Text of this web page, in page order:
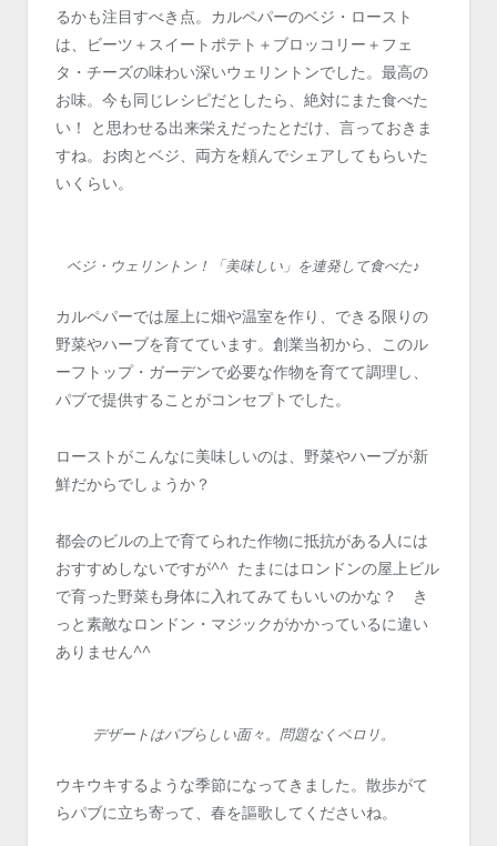
るかも注目すべき点。カルペパーのベジ・ロースト
は、ビーツ＋スイートポテト＋ブロッコリー＋フェ
タ・チーズの味わい深いウェリントンでした。最高の
お味。今も同じレシピだとしたら、絶対にまた食べた
い！ と思わせる出来栄えだったとだけ、言っておきま
すね。お肉とベジ、両方を頼んでシェアしてもらいた
いくらい。
ベジ・ウェリントン！「美味しい」を連発して食べた♪
カルペパーでは屋上に畑や温室を作り、できる限りの
野菜やハーブを育てています。創業当初から、このル
ーフトップ・ガーデンで必要な作物を育てて調理し、
パブで提供することがコンセプトでした。
ローストがこんなに美味しいのは、野菜やハーブが新
鮮だからでしょうか？
都会のビルの上で育てられた作物に抵抗がある人には
おすすめしないですが^^ たまにはロンドンの屋上ビル
で育った野菜も身体に入れてみてもいいのかな？ き
っと素敵なロンドン・マジックがかかっているに違い
ありません^^
デザートはパブらしい面々。問題なくペロリ。
ウキウキするような季節になってきました。散歩がて
らパブに立ち寄って、春を謳歌してくださいね。